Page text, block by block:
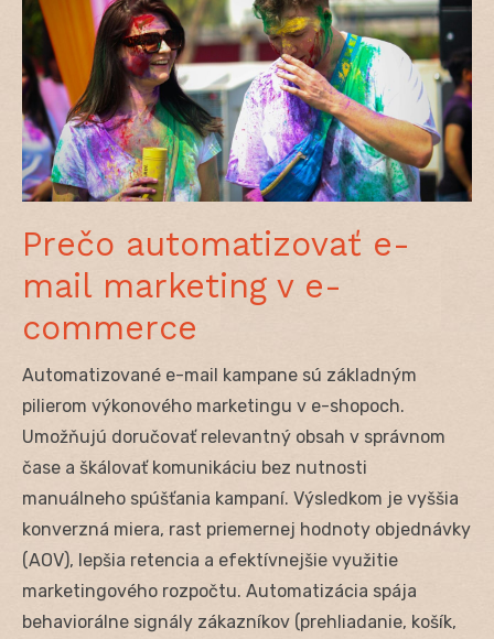
Prečo automatizovať e-
mail marketing v e-
commerce
Automatizované e-mail kampane sú základným
pilierom výkonového marketingu v e-shopoch.
Umožňujú doručovať relevantný obsah v správnom
čase a škálovať komunikáciu bez nutnosti
manuálneho spúšťania kampaní. Výsledkom je vyššia
konverzná miera, rast priemernej hodnoty objednávky
(AOV), lepšia retencia a efektívnejšie využitie
marketingového rozpočtu. Automatizácia spája
behaviorálne signály zákazníkov (prehliadanie, košík,